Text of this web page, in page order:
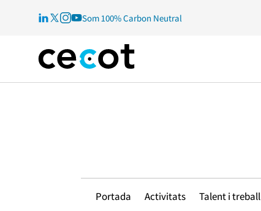
Som 100% Carbon Neutral
Portada Activitats Talent i treball